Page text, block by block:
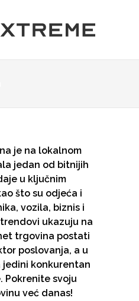
je na lokalnom
jedan od bitnijih
u ključnim
što su odjeća i
vozila, biznis i
ukazuju na
trgovina postati
poslovanja, a u
jedini konkurentan
Pokrenite svoju
već danas!